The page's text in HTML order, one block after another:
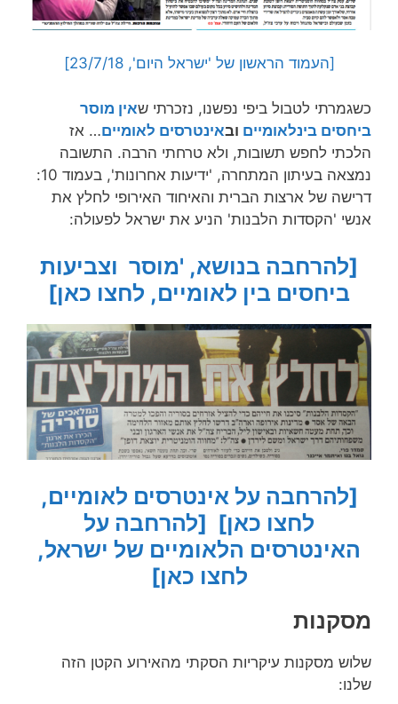
[העמוד הראשון של 'ישראל היום', 23/7/18]
כשגמרתי לטבול ביפי נפשנו, נזכרתי שאין מוסר
ביחסים בינלאומיים ובאינטרסים לאומיים… אז
הלכתי לחפש תשובות, ולא טרחתי הרבה. התשובה
נמצאה בעיתון המתחרה, 'ידיעות אחרונות', בעמוד 10:
דרישה של ארצות הברית והאיחוד האירופי לחלץ את
אנשי 'הקסדות הלבנות' הניע את ישראל לפעולה:
[להרחבה בנושא, 'מוסר וצביעות
ביחסים בין לאומיים, לחצו כאן]
[להרחבה על אינטרסים לאומיים,
לחצו כאן] [להרחבה על
האינטרסים הלאומיים של ישראל,
לחצו כאן]
מסקנות
שלוש מסקנות עיקריות הסקתי מהאירוע הקטן הזה
שלנו: